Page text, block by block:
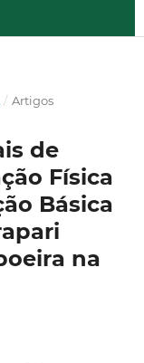
/ Artigos
de
Física
Básica
na